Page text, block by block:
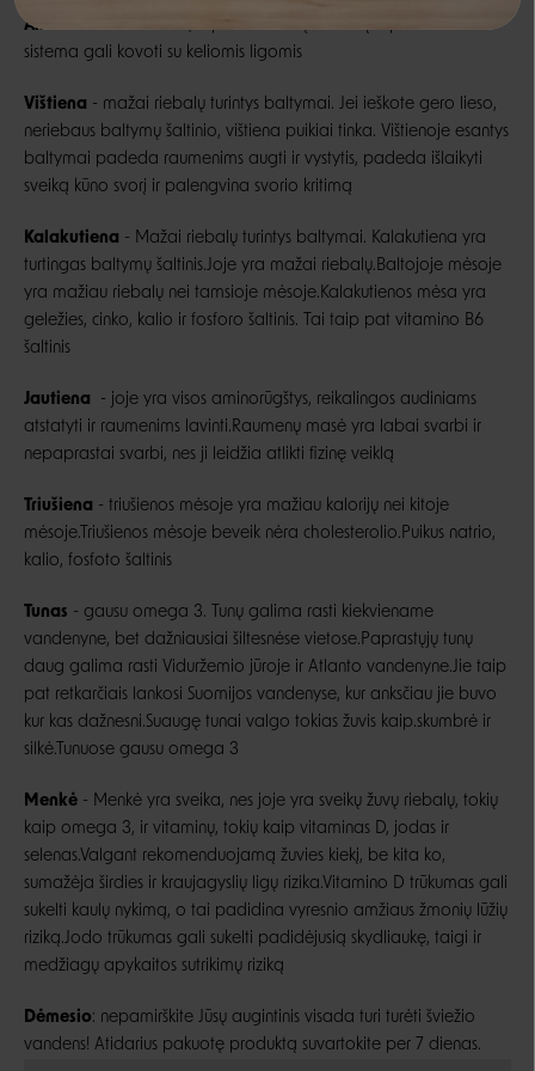
Antiena- cinko šaltinis, stiprina imuninę sistemą.Stipri imuninė
sistema gali kovoti su keliomis ligomis
Vištiena - mažai riebalų turintys baltymai. Jei ieškote gero lieso,
neriebaus baltymų šaltinio, vištiena puikiai tinka. Vištienoje esantys
baltymai padeda raumenims augti ir vystytis, padeda išlaikyti
sveiką kūno svorį ir palengvina svorio kritimą
Kalakutiena - Mažai riebalų turintys baltymai. Kalakutiena yra
turtingas baltymų šaltinis.Joje yra mažai riebalų.Baltojoje mėsoje
yra mažiau riebalų nei tamsioje mėsoje.Kalakutienos mėsa yra
geležies, cinko, kalio ir fosforo šaltinis. Tai taip pat vitamino B6
šaltinis
Jautiena - joje yra visos aminorūgštys, reikalingos audiniams
atstatyti ir raumenims lavinti.Raumenų masė yra labai svarbi ir
nepaprastai svarbi, nes ji leidžia atlikti fizinę veiklą
Triušiena - triušienos mėsoje yra mažiau kalorijų nei kitoje
mėsoje.Triušienos mėsoje beveik nėra cholesterolio.Puikus natrio,
kalio, fosfoto šaltinis
Tunas - gausu omega 3. Tunų galima rasti kiekviename
vandenyne, bet dažniausiai šiltesnėse vietose.Paprastųjų tunų
daug galima rasti Viduržemio jūroje ir Atlanto vandenyne.Jie taip
pat retkarčiais lankosi Suomijos vandenyse, kur anksčiau jie buvo
kur kas dažnesni.Suaugę tunai valgo tokias žuvis kaip.skumbrė ir
silkė.Tunuose gausu omega 3
Menkė - Menkė yra sveika, nes joje yra sveikų žuvų riebalų, tokių
kaip omega 3, ir vitaminų, tokių kaip vitaminas D, jodas ir
selenas.Valgant rekomenduojamą žuvies kiekį, be kita ko,
sumažėja širdies ir kraujagyslių ligų rizika.Vitamino D trūkumas gali
sukelti kaulų nykimą, o tai padidina vyresnio amžiaus žmonių lūžių
riziką.Jodo trūkumas gali sukelti padidėjusią skydliaukę, taigi ir
medžiagų apykaitos sutrikimų riziką
Dėmesio: nepamirškite Jūsų augintinis visada turi turėti šviežio
vandens! Atidarius pakuotę produktą suvartokite per 7 dienas.
Negalite prisijungti prie paskyros?